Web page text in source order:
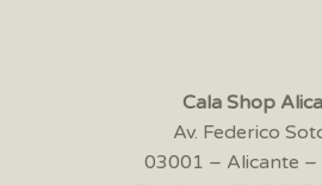
Cala Shop
Av. Federico
03001 – Alicante –